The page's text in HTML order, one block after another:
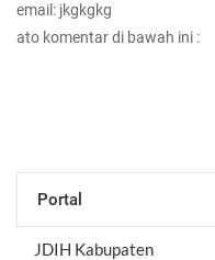
email: jkgkgkg
ato komentar di bawah ini :
Portal
JDIH Kabupaten